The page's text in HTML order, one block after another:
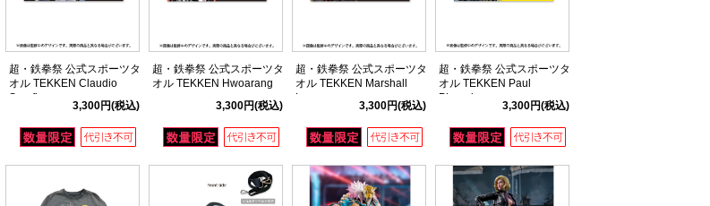
超・鉄拳祭 公式スポーツタ
オル TEKKEN Claudio
Serafino
3,300円(税込)
超・鉄拳祭 公式スポーツタ
オル TEKKEN Hwoarang
3,300円(税込)
超・鉄拳祭 公式スポーツタ
オル TEKKEN Marshall
Law
3,300円(税込)
超・鉄拳祭 公式スポーツタ
オル TEKKEN Paul
Phoenix
3,300円(税込)